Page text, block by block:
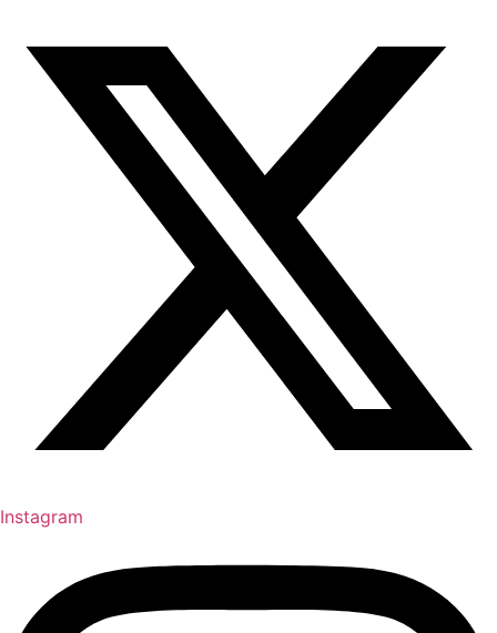
Instagram